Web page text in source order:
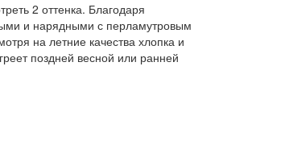
2 оттенка. Благодаря
и нарядными с перламутровым
на летние качества хлопка и
поздней весной или ранней